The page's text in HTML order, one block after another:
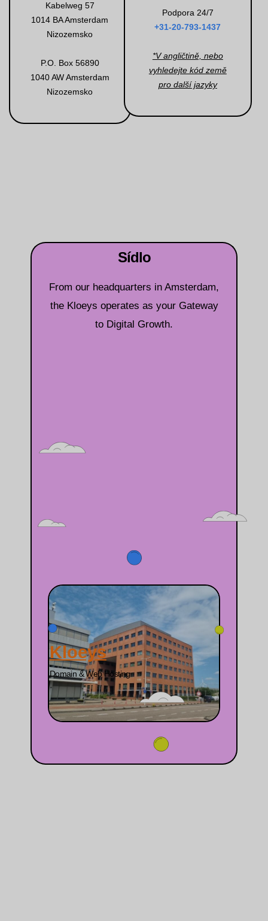
Kabelweg 57
1014 BA Amsterdam
Nizozemsko
P.O. Box 56890
1040 AW Amsterdam
Nizozemsko
Podpora 24/7
+31-20-793-1437
*V angličtině, nebo
vyhledejte kód země
pro další jazyky
Sídlo
From our headquarters in Amsterdam,
the Kloeys operates as your Gateway
to Digital Growth.
Kloeys
Domain & Web Hosting